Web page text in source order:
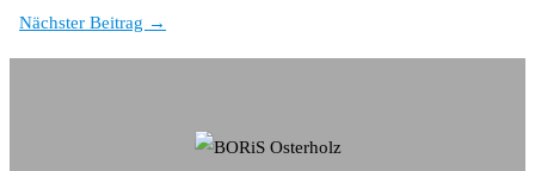
Nächster Beitrag →